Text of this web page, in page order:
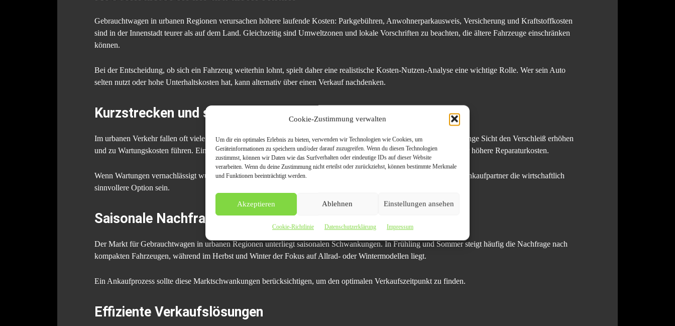
Cookie-Zustimmung verwalten
Um dir ein optimales Erlebnis zu bieten, verwenden wir Technologien wie Cookies, um
Geräteinformationen zu speichern und/oder darauf zuzugreifen. Wenn du diesen Technologien
zustimmst, können wir Daten wie das Surfverhalten oder eindeutige IDs auf dieser Website
verarbeiten. Wenn du deine Zustimmung nicht erteilst oder zurückziehst, können bestimmte Merkmale
und Funktionen beeinträchtigt werden.
Akzeptieren Ablehnen Einstellungen ansehen
Cookie-Richtlinie Datenschutzerklärung Impressum
Gebrauchtwagen in urbanen Regionen verursachen höhere laufende Kosten: Parkgebühren, Anwohnerparkausweis, Versicherung und Kraftstoffkosten
sind in der Innenstadt teurer als auf dem Land. Gleichzeitig sind Umweltzonen und lokale Vorschriften zu beachten, die ältere Fahrzeuge einschränken
können.
Bei der Entscheidung, ob sich ein Fahrzeug weiterhin lohnt, spielt daher eine realistische Kosten-Nutzen-Analyse eine wichtige Rolle. Wer sein Auto
selten nutzt oder hohe Unterhaltskosten hat, kann alternativ über einen Verkauf nachdenken.
Kurzstrecken und städtischer Verkehr
Im urbanen Verkehr fallen oft viele Kurzstrecken an, bei denen der Motor nie vollständig warm wird. Dies kann auf lange Sicht den Verschleiß erhöhen
und zu Wartungskosten führen. Eine regelmäßige Wartung ist hier besonders wichtig – andernfalls steigt das Risiko für höhere Reparaturkosten.
Wenn Wartungen vernachlässigt wurden oder größere Schäden auftreten, kann ein Verkauf über einen strukturierten Ankaufpartner die wirtschaftlich
sinnvollere Option sein.
Saisonale Nachfrage und Marktschwankungen
Der Markt für Gebrauchtwagen in urbanen Regionen unterliegt saisonalen Schwankungen. In Frühling und Sommer steigt häufig die Nachfrage nach
kompakten Fahrzeugen, während im Herbst und Winter der Fokus auf Allrad- oder Wintermodellen liegt.
Ein Ankaufprozess sollte diese Marktschwankungen berücksichtigen, um den optimalen Verkaufszeitpunkt zu finden.
Effiziente Verkaufslösungen